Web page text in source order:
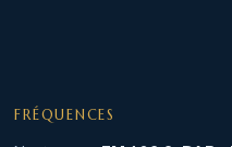
FRÉQUENCES